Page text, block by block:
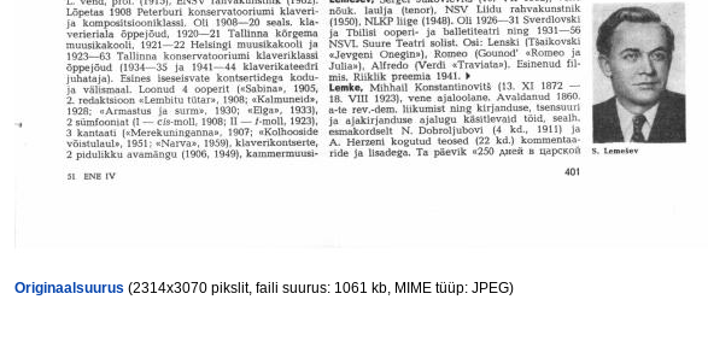
Originaalsuurus (2314x3070 pikslit, faili suurus: 1061 kb, MIME tüüp: JPEG)